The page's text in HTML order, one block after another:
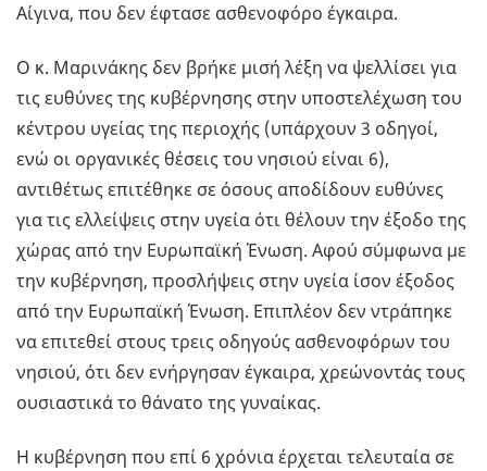
Αίγινα, που δεν έφτασε ασθενοφόρο έγκαιρα.
Ο κ. Μαρινάκης δεν βρήκε μισή λέξη να ψελλίσει για
τις ευθύνες της κυβέρνησης στην υποστελέχωση του
κέντρου υγείας της περιοχής (υπάρχουν 3 οδηγοί,
ενώ οι οργανικές θέσεις του νησιού είναι 6),
αντιθέτως επιτέθηκε σε όσους αποδίδουν ευθύνες
για τις ελλείψεις στην υγεία ότι θέλουν την έξοδο της
χώρας από την Ευρωπαϊκή Ένωση. Αφού σύμφωνα με
την κυβέρνηση, προσλήψεις στην υγεία ίσον έξοδος
από την Ευρωπαϊκή Ένωση. Επιπλέον δεν ντράπηκε
να επιτεθεί στους τρεις οδηγούς ασθενοφόρων του
νησιού, ότι δεν ενήργησαν έγκαιρα, χρεώνοντάς τους
ουσιαστικά το θάνατο της γυναίκας.
Η κυβέρνηση που επί 6 χρόνια έρχεται τελευταία σε